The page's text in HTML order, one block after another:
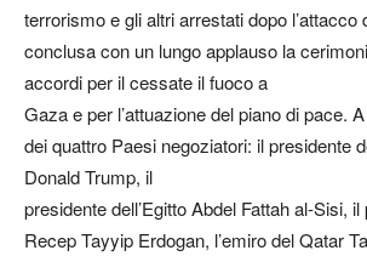
terrorismo e gli altri arrestati dopo l’attacco
conclusa con un lungo applauso la
accordi per il cessate il fuoco a
Gaza e per l’attuazione del piano di pace.
dei quattro Paesi negoziatori: il presidente
Donald Trump, il
presidente dell’Egitto Abdel Fattah al-Sisi,
Recep Tayyip Erdogan, l’emiro del Qatar